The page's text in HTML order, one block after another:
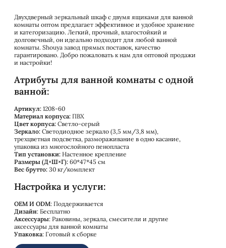
Двухдверный зеркальный шкаф с двумя ящиками для ванной
комнаты оптом предлагает эффективное и удобное хранение
и категоризацию. Легкий, прочный, влагостойкий и
долговечный, он идеально подходит для любой ванной
комнаты. Shouya завод прямых поставок, качество
гарантировано. Добро пожаловать к нам для оптовой продажи
и настройки!
Атрибуты для ванной комнаты с одной
ванной:
Артикул: 1208-60
Материал корпуса: ПВХ
Цвет корпуса: Светло-серый
Зеркало: Светодиодное зеркало (3,5 мм/3,8 мм),
трехцветная подсветка, размораживание в одно касание,
упаковка из многослойного пенопласта
Тип установки: Настенное крепление
Размеры (Д×Ш×Г): 60*47*45 см
Вес брутто: 30 кг/комплект
Настройка и услуги:
OEM И ODM: Поддерживается
Дизайн: Бесплатно
Аксессуары: Раковины, зеркала, смесители и другие
аксессуары для ванной комнаты
Упаковка: Готовый к сборке